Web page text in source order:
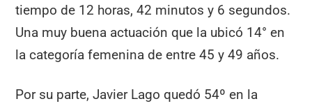
tiempo de 12 horas, 42 minutos y 6 segundos.
Una muy buena actuación que la ubicó 14° en
la categoría femenina de entre 45 y 49 años.
Por su parte, Javier Lago quedó 54º en la